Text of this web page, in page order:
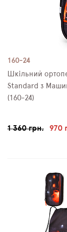
160-24
Шкільний
Standard з
(160-24)
1 360 грн. 970